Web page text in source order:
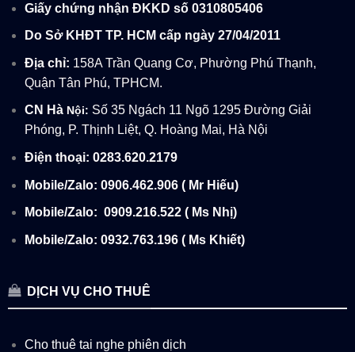
Giấy chứng nhận ĐKKD số 0310805406
Do Sở KHĐT TP. HCM cấp ngày 27/04/2011
Địa chỉ: 158A Trần Quang Cơ, Phường Phú Thạnh,
Quận Tân Phú, TPHCM.
CN Hà Nội: Số 35 Ngách 11 Ngõ 1295 Đường Giải
Phóng, P. Thịnh Liệt, Q. Hoàng Mai, Hà Nội
Điện thoại: 0283.620.2179
Mobile/Zalo: 0906.462.906 ( Mr Hiếu)
Mobile/Zalo: 0909.216.522 ( Ms Nhị)
Mobile/Zalo: 0932.763.196 ( Ms Khiết)
DỊCH VỤ CHO THUÊ
Cho thuê tai nghe phiên dịch